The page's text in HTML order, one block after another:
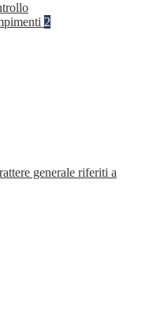
2
generale riferiti a